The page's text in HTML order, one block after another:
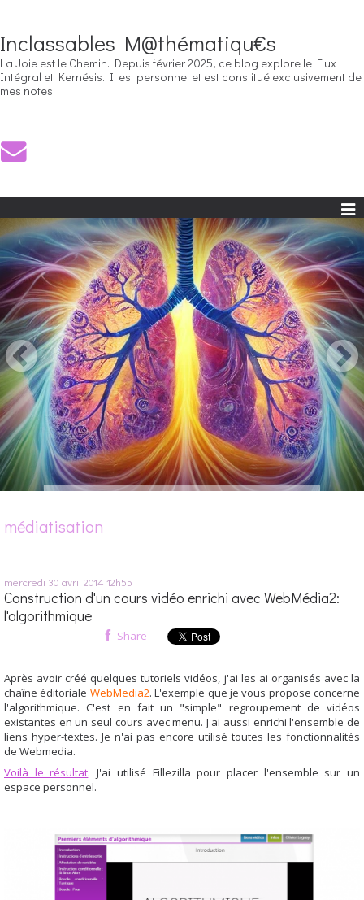
Inclassables M@thématiqu€s
La Joie est le Chemin. Depuis février 2025, ce blog explore le Flux
Intégral et Kernésis. Il est personnel et est constitué exclusivement de
mes notes.
médiatisation
mercredi 30 avril 2014 12h55
Construction d'un cours vidéo enrichi avec WebMédia2:
l'algorithmique
Share
Après avoir créé quelques tutoriels vidéos, j'ai les ai organisés avec la
chaîne éditoriale WebMedia2. L'exemple que je vous propose concerne
l'algorithmique. C'est en fait un "simple" regroupement de vidéos
existantes en un seul cours avec menu. J'ai aussi enrichi l'ensemble de
liens hyper-textes. Je n'ai pas encore utilisé toutes les fonctionnalités
de Webmedia.
Voilà le résultat. J'ai utilisé Fillezilla pour placer l'ensemble sur un
espace personnel.